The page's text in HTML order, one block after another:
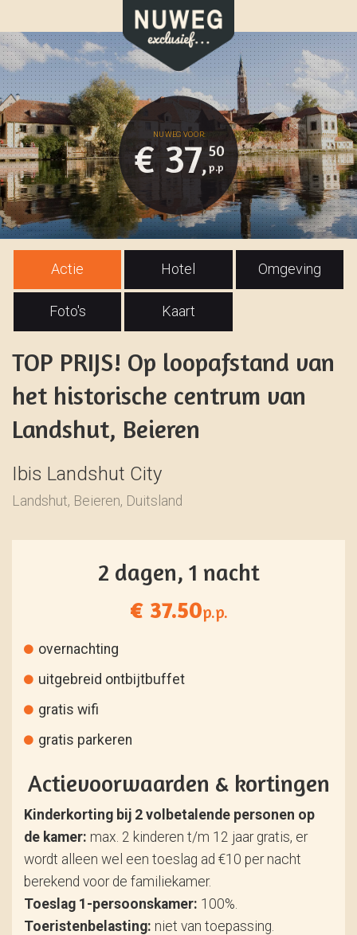
€ 37,
50
Actie Hotel Omgeving
Foto's Kaart
TOP PRIJS! Op loopafstand van
het historische centrum van
Landshut, Beieren
Ibis Landshut City
Landshut, Beieren, Duitsland
2 dagen, 1 nacht
€ 37.50p.p.
overnachting
uitgebreid ontbijtbuffet
gratis wifi
gratis parkeren
Actievoorwaarden & kortingen
Kinderkorting bij 2 volbetalende personen op
de kamer: max. 2 kinderen t/m 12 jaar gratis, er
wordt alleen wel een toeslag ad €10 per nacht
berekend voor de familiekamer.
Toeslag 1-persoonskamer: 100%.
Toeristenbelasting: niet van toepassing.